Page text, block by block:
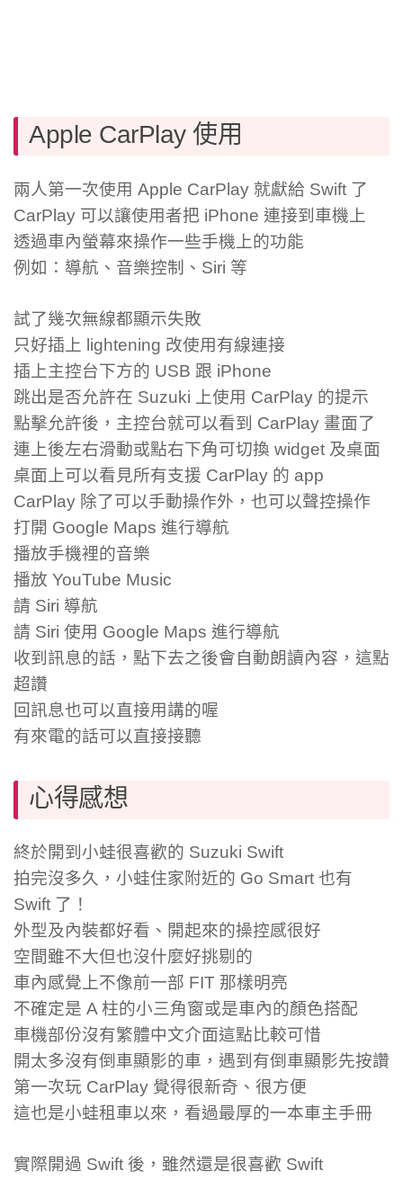
Apple CarPlay 使用
兩人第一次使用 Apple CarPlay 就獻給 Swift 了
CarPlay 可以讓使用者把 iPhone 連接到車機上
透過車內螢幕來操作一些手機上的功能
例如：導航、音樂控制、Siri 等
試了幾次無線都顯示失敗
只好插上 lightening 改使用有線連接
插上主控台下方的 USB 跟 iPhone
跳出是否允許在 Suzuki 上使用 CarPlay 的提示
點擊允許後，主控台就可以看到 CarPlay 畫面了
連上後左右滑動或點右下角可切換 widget 及桌面
桌面上可以看見所有支援 CarPlay 的 app
CarPlay 除了可以手動操作外，也可以聲控操作
打開 Google Maps 進行導航
播放手機裡的音樂
播放 YouTube Music
請 Siri 導航
請 Siri 使用 Google Maps 進行導航
收到訊息的話，點下去之後會自動朗讀內容，這點
超讚
回訊息也可以直接用講的喔
有來電的話可以直接接聽
心得感想
終於開到小蛙很喜歡的 Suzuki Swift
拍完沒多久，小蛙住家附近的 Go Smart 也有
Swift 了！
外型及內裝都好看、開起來的操控感很好
空間雖不大但也沒什麼好挑剔的
車內感覺上不像前一部 FIT 那樣明亮
不確定是 A 柱的小三角窗或是車內的顏色搭配
車機部份沒有繁體中文介面這點比較可惜
開太多沒有倒車顯影的車，遇到有倒車顯影先按讚
第一次玩 CarPlay 覺得很新奇、很方便
這也是小蛙租車以來，看過最厚的一本車主手冊
實際開過 Swift 後，雖然還是很喜歡 Swift